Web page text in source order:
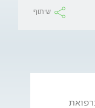
שיתוף